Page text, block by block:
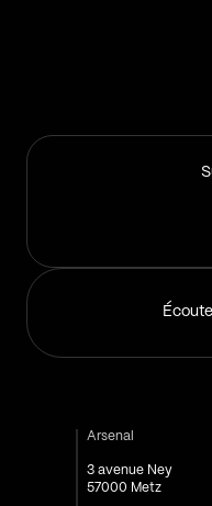
Arsenal
3 avenue Ney
57000 Metz